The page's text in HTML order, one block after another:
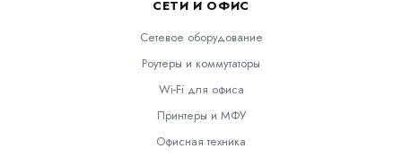
СЕТИ И ОФИС
Сетевое оборудование
Роутеры и коммутаторы
Wi-Fi для офиса
Принтеры и МФУ
Офисная техника